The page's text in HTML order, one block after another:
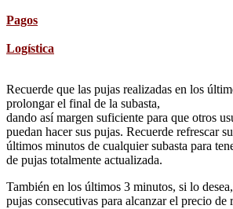
Pagos
Logística
Recuerde que las pujas realizadas en los
prolongar el final de la subasta,
dando así margen suficiente para que otros
puedan hacer sus pujas. Recuerde refrescar
últimos minutos de cualquier subasta para
de pujas totalmente actualizada.
También en los últimos 3 minutos, si lo
pujas consecutivas para alcanzar el precio de